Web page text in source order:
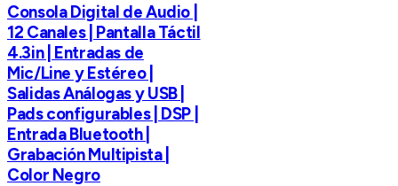
Consola Digital de Audio |
12 Canales | Pantalla Táctil
4.3in | Entradas de
Mic/Line y Estéreo |
Salidas Análogas y USB |
Pads configurables | DSP |
Entrada Bluetooth |
Grabación Multipista |
Color Negro